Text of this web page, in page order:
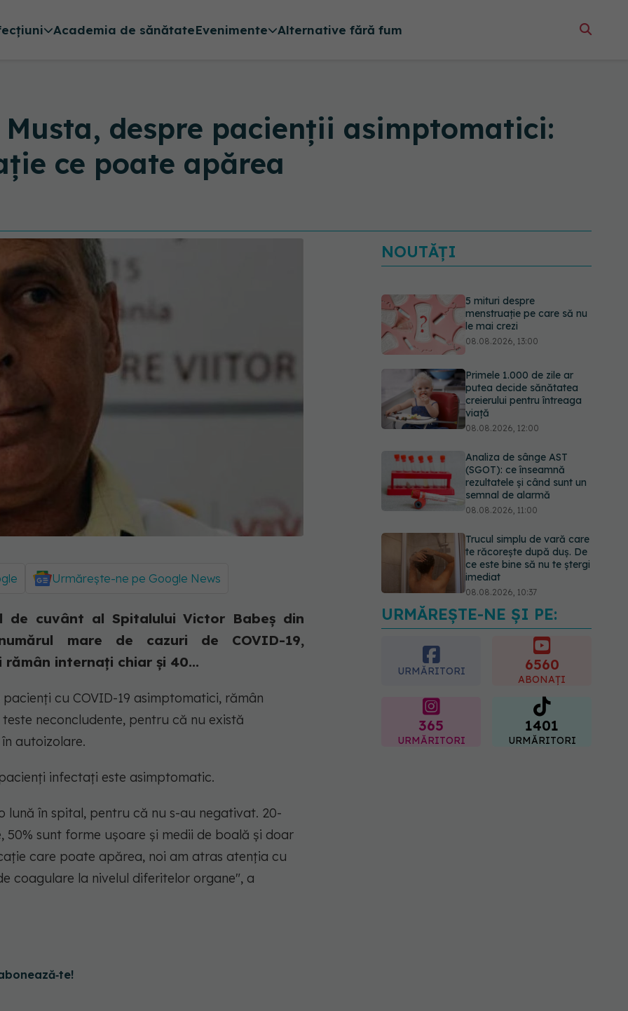
Academia de sănătateEvenimente Alternative fără fum
despre pacienții asimptomatici:
ce poate apărea
Urmărește-ne pe Google News
de cuvânt al Spitalului Victor Babeș din
mare de cazuri de COVID-19,
internați chiar și 40...
cu COVID-19 asimptomatici, rămân
neconcludente, pentru că nu există
autoizolare.
infectați este asimptomatic.
în spital, pentru că nu s-au negativat. 20-
50% sunt forme ușoare și medii de boală și doar
care poate apărea, noi am atras atenția cu
coagulare la nivelul diferitelor organe", a
NOUTĂȚI
5 mituri despre
menstruație pe care să nu
le mai crezi
08.08.2026, 13:00
Primele 1.000 de zile ar
putea decide sănătatea
creierului pentru întreaga
viață
08.08.2026, 12:00
Analiza de sânge AST
(SGOT): ce înseamnă
rezultatele și când sunt un
semnal de alarmă
08.08.2026, 11:00
Trucul simplu de vară care
te răcorește după duș. De
ce este bine să nu te ștergi
imediat
08.08.2026, 10:37
Bacteria din intestin care a
crescut forța musculară cu
08.08.2026, 14:00
URMĂREȘTE-NE ȘI PE:
URMĂRITORI 6560
ABONAȚI
365
URMĂRITORI
1401
URMĂRITORI